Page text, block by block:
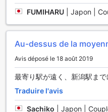
FUMIHARU Japon |
Au-dessus de la
Avis déposé le 18 août 2019
最寄り駅が遠く、新潟駅まで
Traduire l'avis
Sachiko Japon |